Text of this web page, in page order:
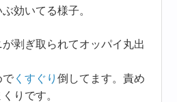
効いてる様子。
剥ぎ取られてオッパイ丸出
で くすぐり倒してます。責め
りです。